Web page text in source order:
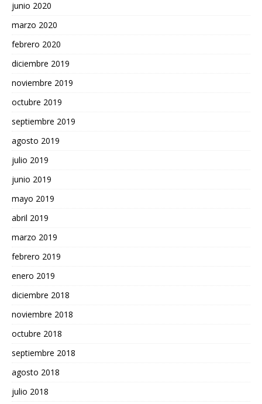
junio 2020
marzo 2020
febrero 2020
diciembre 2019
noviembre 2019
octubre 2019
septiembre 2019
agosto 2019
julio 2019
junio 2019
mayo 2019
abril 2019
marzo 2019
febrero 2019
enero 2019
diciembre 2018
noviembre 2018
octubre 2018
septiembre 2018
agosto 2018
julio 2018